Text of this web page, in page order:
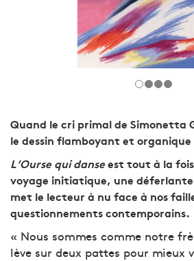
Quand le cri primal de Simonetta
le dessin flamboyant et organique
L’Ourse qui danse est tout à la
voyage initiatique, une
met le lecteur à nu face à nos
questionnements contemporains.
« Nous sommes comme notre
lève sur deux pattes pour mieux